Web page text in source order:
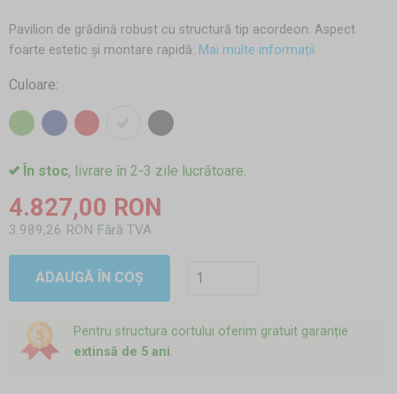
Pavilion de grădină robust cu structură tip acordeon. Aspect
foarte estetic și montare rapidă. Mai multe informații
Culoare:
În stoc, livrare în 2-3 zile lucrătoare.
4.827,00 RON
3.989,26 RON Fără TVA
ADAUGĂ ÎN COȘ
Pentru structura cortului oferim gratuit garanție
extinsă de 5 ani.